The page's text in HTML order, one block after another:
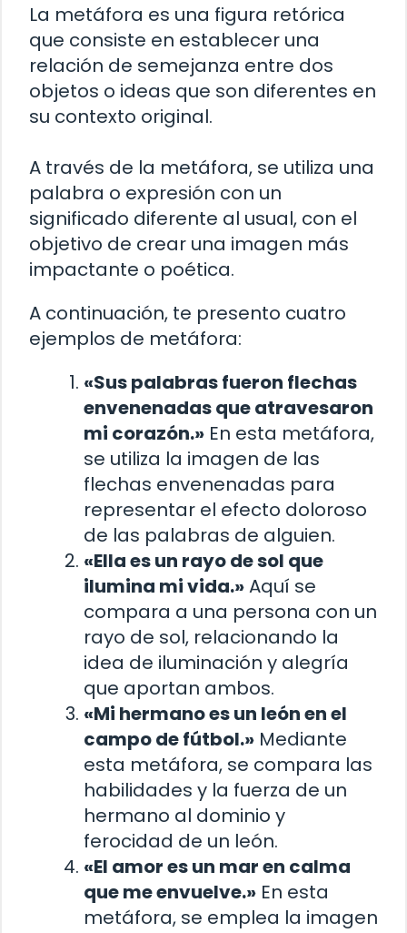
La metáfora es una figura retórica
que consiste en establecer una
relación de semejanza entre dos
objetos o ideas que son diferentes en
su contexto original.
A través de la metáfora, se utiliza una
palabra o expresión con un
significado diferente al usual, con el
objetivo de crear una imagen más
impactante o poética.
A continuación, te presento cuatro
ejemplos de metáfora:
«Sus palabras fueron flechas
envenenadas que atravesaron
mi corazón.» En esta metáfora,
se utiliza la imagen de las
flechas envenenadas para
representar el efecto doloroso
de las palabras de alguien.
«Ella es un rayo de sol que
ilumina mi vida.»Aquí se
compara a una persona con un
rayo de sol, relacionando la
idea de iluminación y alegría
que aportan ambos.
«Mi hermano es un león en el
campo de fútbol.» Mediante
esta metáfora, se compara las
habilidades y la fuerza de un
hermano al dominio y
ferocidad de un león.
«El amor es un mar en calma
que me envuelve.» En esta
metáfora, se emplea la imagen